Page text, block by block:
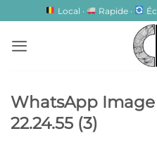
contenu
Local · Rapide ·
WhatsApp Image
22.24.55 (3)